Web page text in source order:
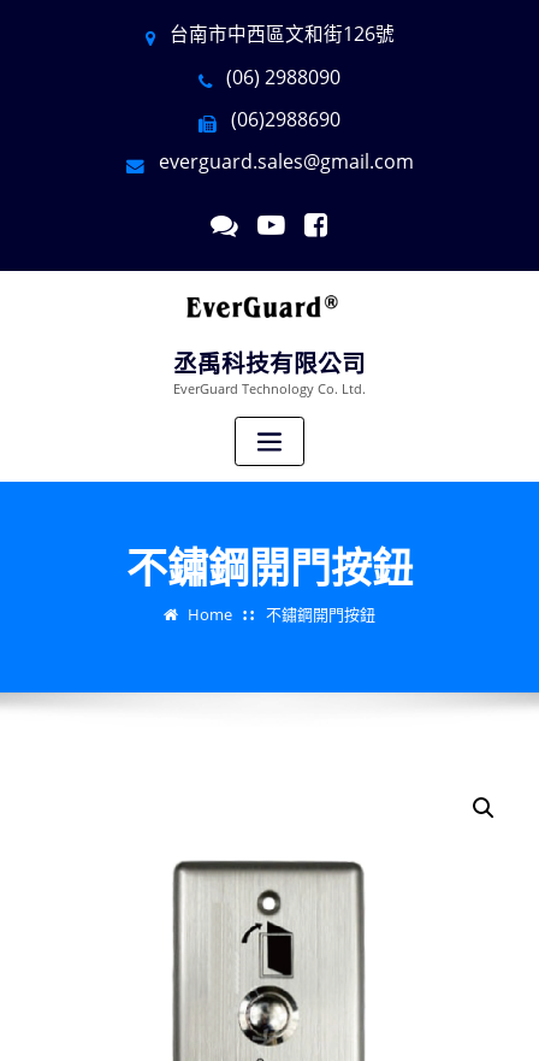
台南市中西區文和街126號
(06) 2988090
(06)2988690
everguard.sales@gmail.com
丞禹科技有限公司
EverGuard Technology Co. Ltd.
不鏽鋼開門按鈕
Home 不鏽鋼開門按鈕